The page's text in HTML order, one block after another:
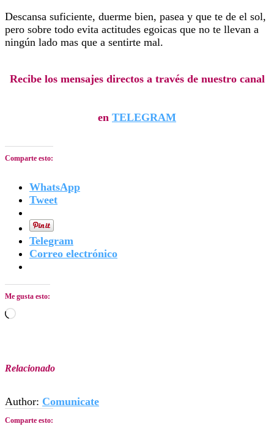
Descansa suficiente, duerme bien, pasea y que te de el sol,
pero sobre todo evita actitudes egoicas que no te llevan a
ningún lado mas que a sentirte mal.
Recibe los mensajes directos a través de nuestro canal
en TELEGRAM
Comparte esto:
WhatsApp
Tweet
Telegram
Correo electrónico
Me gusta esto:
Cargando...
Relacionado
Author: Comunicate
Comparte esto: